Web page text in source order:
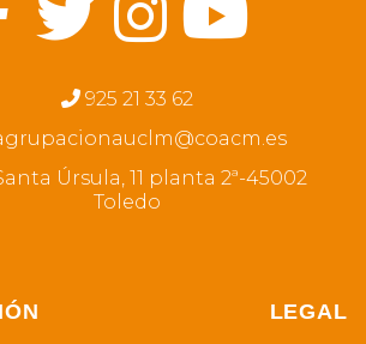
925 21 33 62
Úrsula, 11 planta 2ª-45002
Toledo
LEGAL